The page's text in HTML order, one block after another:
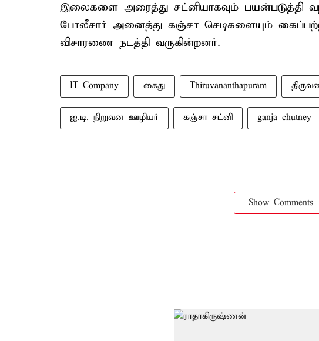
இலைகளை அரைத்து சட்னியாகவும் பயன்படுத்தி
போலீசார் அனைத்து கஞ்சா செடிகளையும்
விசாரணை நடத்தி வருகின்றனர்.
IT Company கைது Thiruvananthapuram
ஐ.டி. நிறுவன ஊழியர் கஞ்சா சட்னி ganja chutney
Show Comments